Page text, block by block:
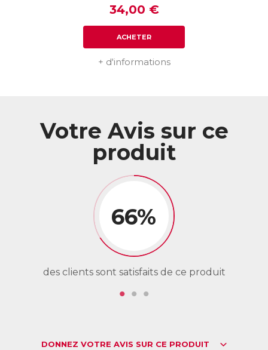
34,00 €
ACHETER
+ d'informations
Votre Avis sur ce
produit
66%
des clients sont satisfaits de ce produit
DONNEZ VOTRE AVIS SUR CE PRODUIT